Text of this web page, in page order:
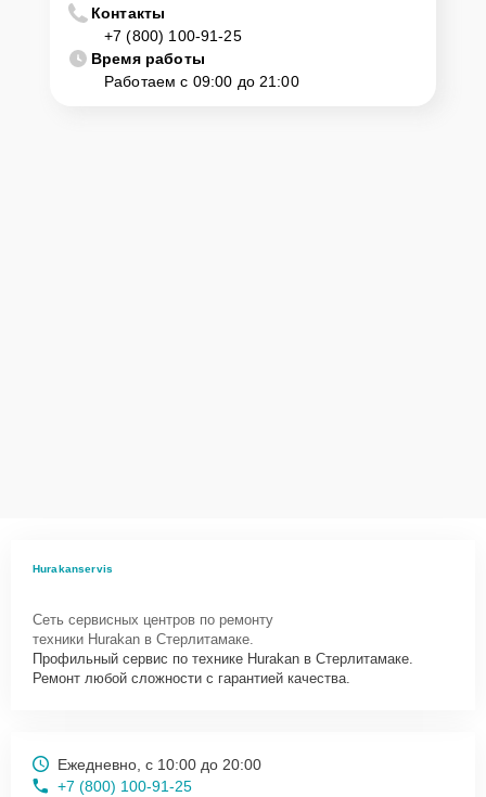
Контакты
+7 (800) 100-91-25
Время работы
Работаем с 09:00 до 21:00
Hurakanservis
Сеть сервисных центров по ремонту
техники Hurakan в Стерлитамаке.
Профильный сервис по технике Hurakan в Стерлитамаке.
Ремонт любой сложности с гарантией качества.
Ежедневно, с 10:00 до 20:00
+7 (800) 100-91-25